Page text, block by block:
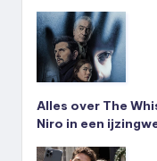
Alles over The
Niro in een